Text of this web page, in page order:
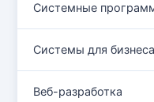
Системные
Системы для
Веб-разработка